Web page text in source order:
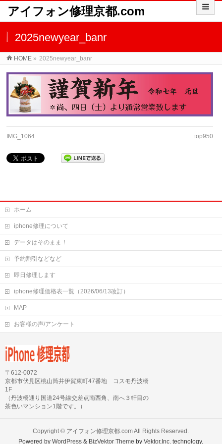
アイフォン修理京都.com
2025newyear_banr
HOME » 2025newyear_banr
IMG_1064 top950
ホーム
iphone修理について
データはそのまま！
予約割引などなど
即日修理します
iphone修理価格表一覧（2026/06/13改訂）
MAP
お客様の声/アンケート
〒612-0072
京都市伏見区桃山筒井伊賀東町47番地 コスモ丹波橋
1F
（丹波橋通り国道24号線交差点南西角、南へ３軒目の
茶色いマンション1階です。）
Copyright © アイフォン修理京都.comAll Rights Reserved.
Powered byWordPress & BizVektor Theme byVektor,Inc. technology.